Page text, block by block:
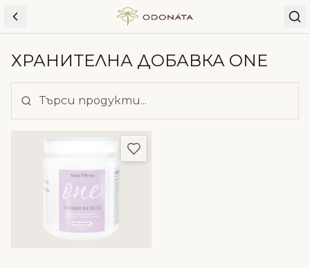
Skip to content
ХРАНИТЕЛНА ДОБАВКА ONE
Добави в любими